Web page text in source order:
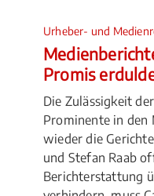
Urheber- und
Promis
Die Zulässigkeit
Prominente in den
wieder die
und Stefan Raab
Berichterstattung